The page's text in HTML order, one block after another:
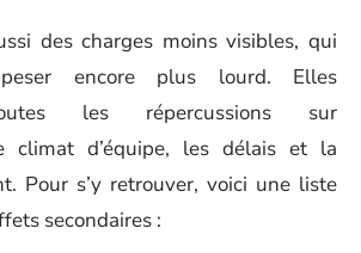
des charges moins visibles, qui
encore plus lourd. Elles
les répercussions sur
climat d’équipe, les délais et la
Pour s’y retrouver, voici une liste
secondaires :